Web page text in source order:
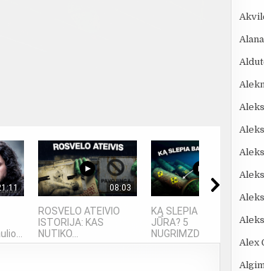
08:03
ROSVELO ATEIVIO
ISTORIJA: KAS
NUTIKO...
KĄ SLEPIA BALTIJOS
JŪRA? 5
NUGRIMZDUSIOS...
Alex